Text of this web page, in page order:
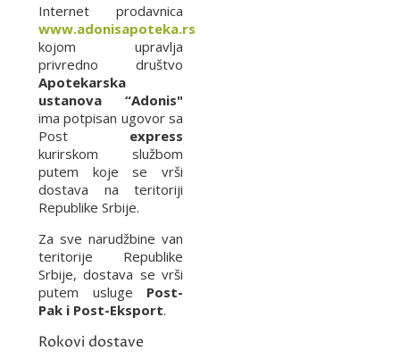
Internet prodavnica
www.adonisapoteka.rs
kojom upravlja
privredno društvo
Apotekarska
ustanova “Adonis"
ima potpisan ugovor sa
Post express
kurirskom službom
putem koje se vrši
dostava na teritoriji
Republike Srbije.
Za sve narudžbine van
teritorije Republike
Srbije, dostava se vrši
putem usluge Post-
Pak i Post-Eksport.
Rokovi dostave